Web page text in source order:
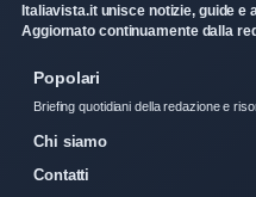
Italiavista.it unisce notizie, guide
Aggiornato continuamente dalla
Popolari
Briefing quotidiani della redazione e
Chi siamo
Contatti